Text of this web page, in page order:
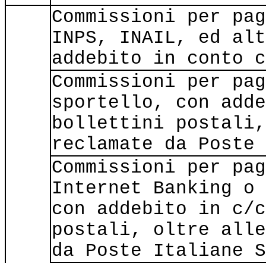
Commissioni per
INPS, INAIL, ed
addebito in conto
Commissioni per
sportello, con
bollettini postali,
reclamate da
Commissioni per
Internet Banking
con addebito in
postali, oltre alle
da Poste Italiane